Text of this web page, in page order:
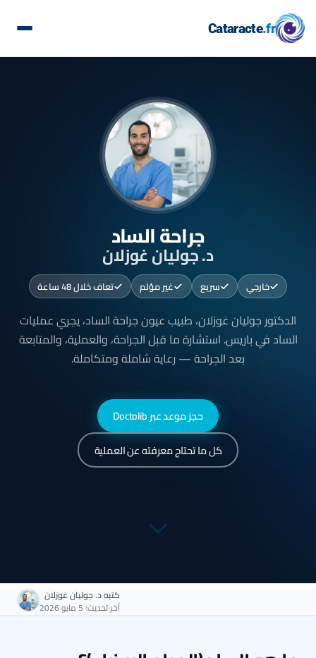
Cataracte.fr
جراحة الساد
د. جوليان غوزلان
خارجي سريع غير مؤلم تعاف خلال 48 ساعة
الدكتور جوليان غوزلان، طبيب عيون جراحة الساد، يجري عمليات
الساد في باريس. استشارة ما قبل الجراحة، والعملية، والمتابعة
بعد الجراحة — رعاية شاملة ومتكاملة.
حجز موعد عبر Doctolib
كل ما تحتاج معرفته عن العملية
كتبهد. جوليان غوزلان
آخر تحديث: 5 مايو 2026